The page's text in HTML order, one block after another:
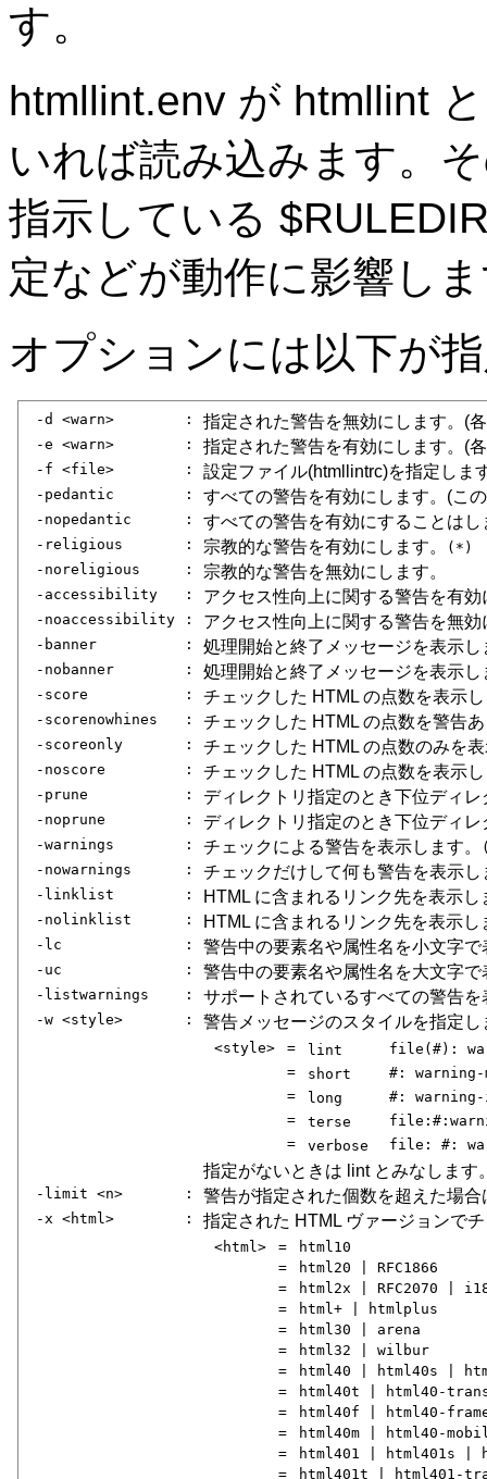
す。
htmllint.env が htmllint
いれば読み込みます。
指示している
定などが動作に影響し
オプションには以下が
-d <warn> : 指定された警告を無効にします。(
-e <warn> : 指定された警告を有効にします。(
-f <file> : 設定ファイル(htmllintrc)を指定しま
-pedantic : すべての警告を有効にします。(こ
-nopedantic : すべての警告を有効にすることはし
-religious : 宗教的な警告を有効にします。
(*)
-noreligious
: 宗教的な警告を無効にします。
-accessibility : アクセス性向上に関する警告を有効
-noaccessibility : アクセス性向上に関する警告を無効
-banner : 処理開始と終了メッセージを表示し
-nobanner : 処理開始と終了メッセージを表示し
-score : チェックした HTML の点数を表示
-scorenowhines : チェックした HTML の点数を警告
-scoreonly : チェックした HTML の点数のみを
-noscore : チェックした HTML の点数を表示
-prune : ディレクトリ指定のとき下位ディ
-noprune : ディレクトリ指定のとき下位ディ
-warnings : チェックによる警告を表示します。
-nowarnings
: チェックだけして何も警告を表示し
-linklist : HTML に含まれるリンク先を表示し
-nolinklist : HTML に含まれるリンク先を表示し
-lc : 警告中の要素名や属性名を小文字で
-uc : 警告中の要素名や属性名を大文字
-listwarnings : サポートされているすべての警告を
-w <style> : 警告メッセージのスタイルを指定
<style> = lint
file(#):
=
short
#: warning-
=
long
#: warning-
=
terse
=
verbose file: #:
指定がないときは lint とみなします
-limit <n> : 警告が指定された個数を超えた場
-x <html> : 指定された HTML ヴァージョンで
<html> =
html10
=
html20 | RFC1866
=
html2x | RFC2070 |
=
html+ | htmlplus
=
html30 | arena
=
html32 | wilbur
=
html40 | html40s |
=
html40t | html40-
=
html40f | html40-
=
html40m | html40-
=
html401 | html401s |
=
html401t | html401-